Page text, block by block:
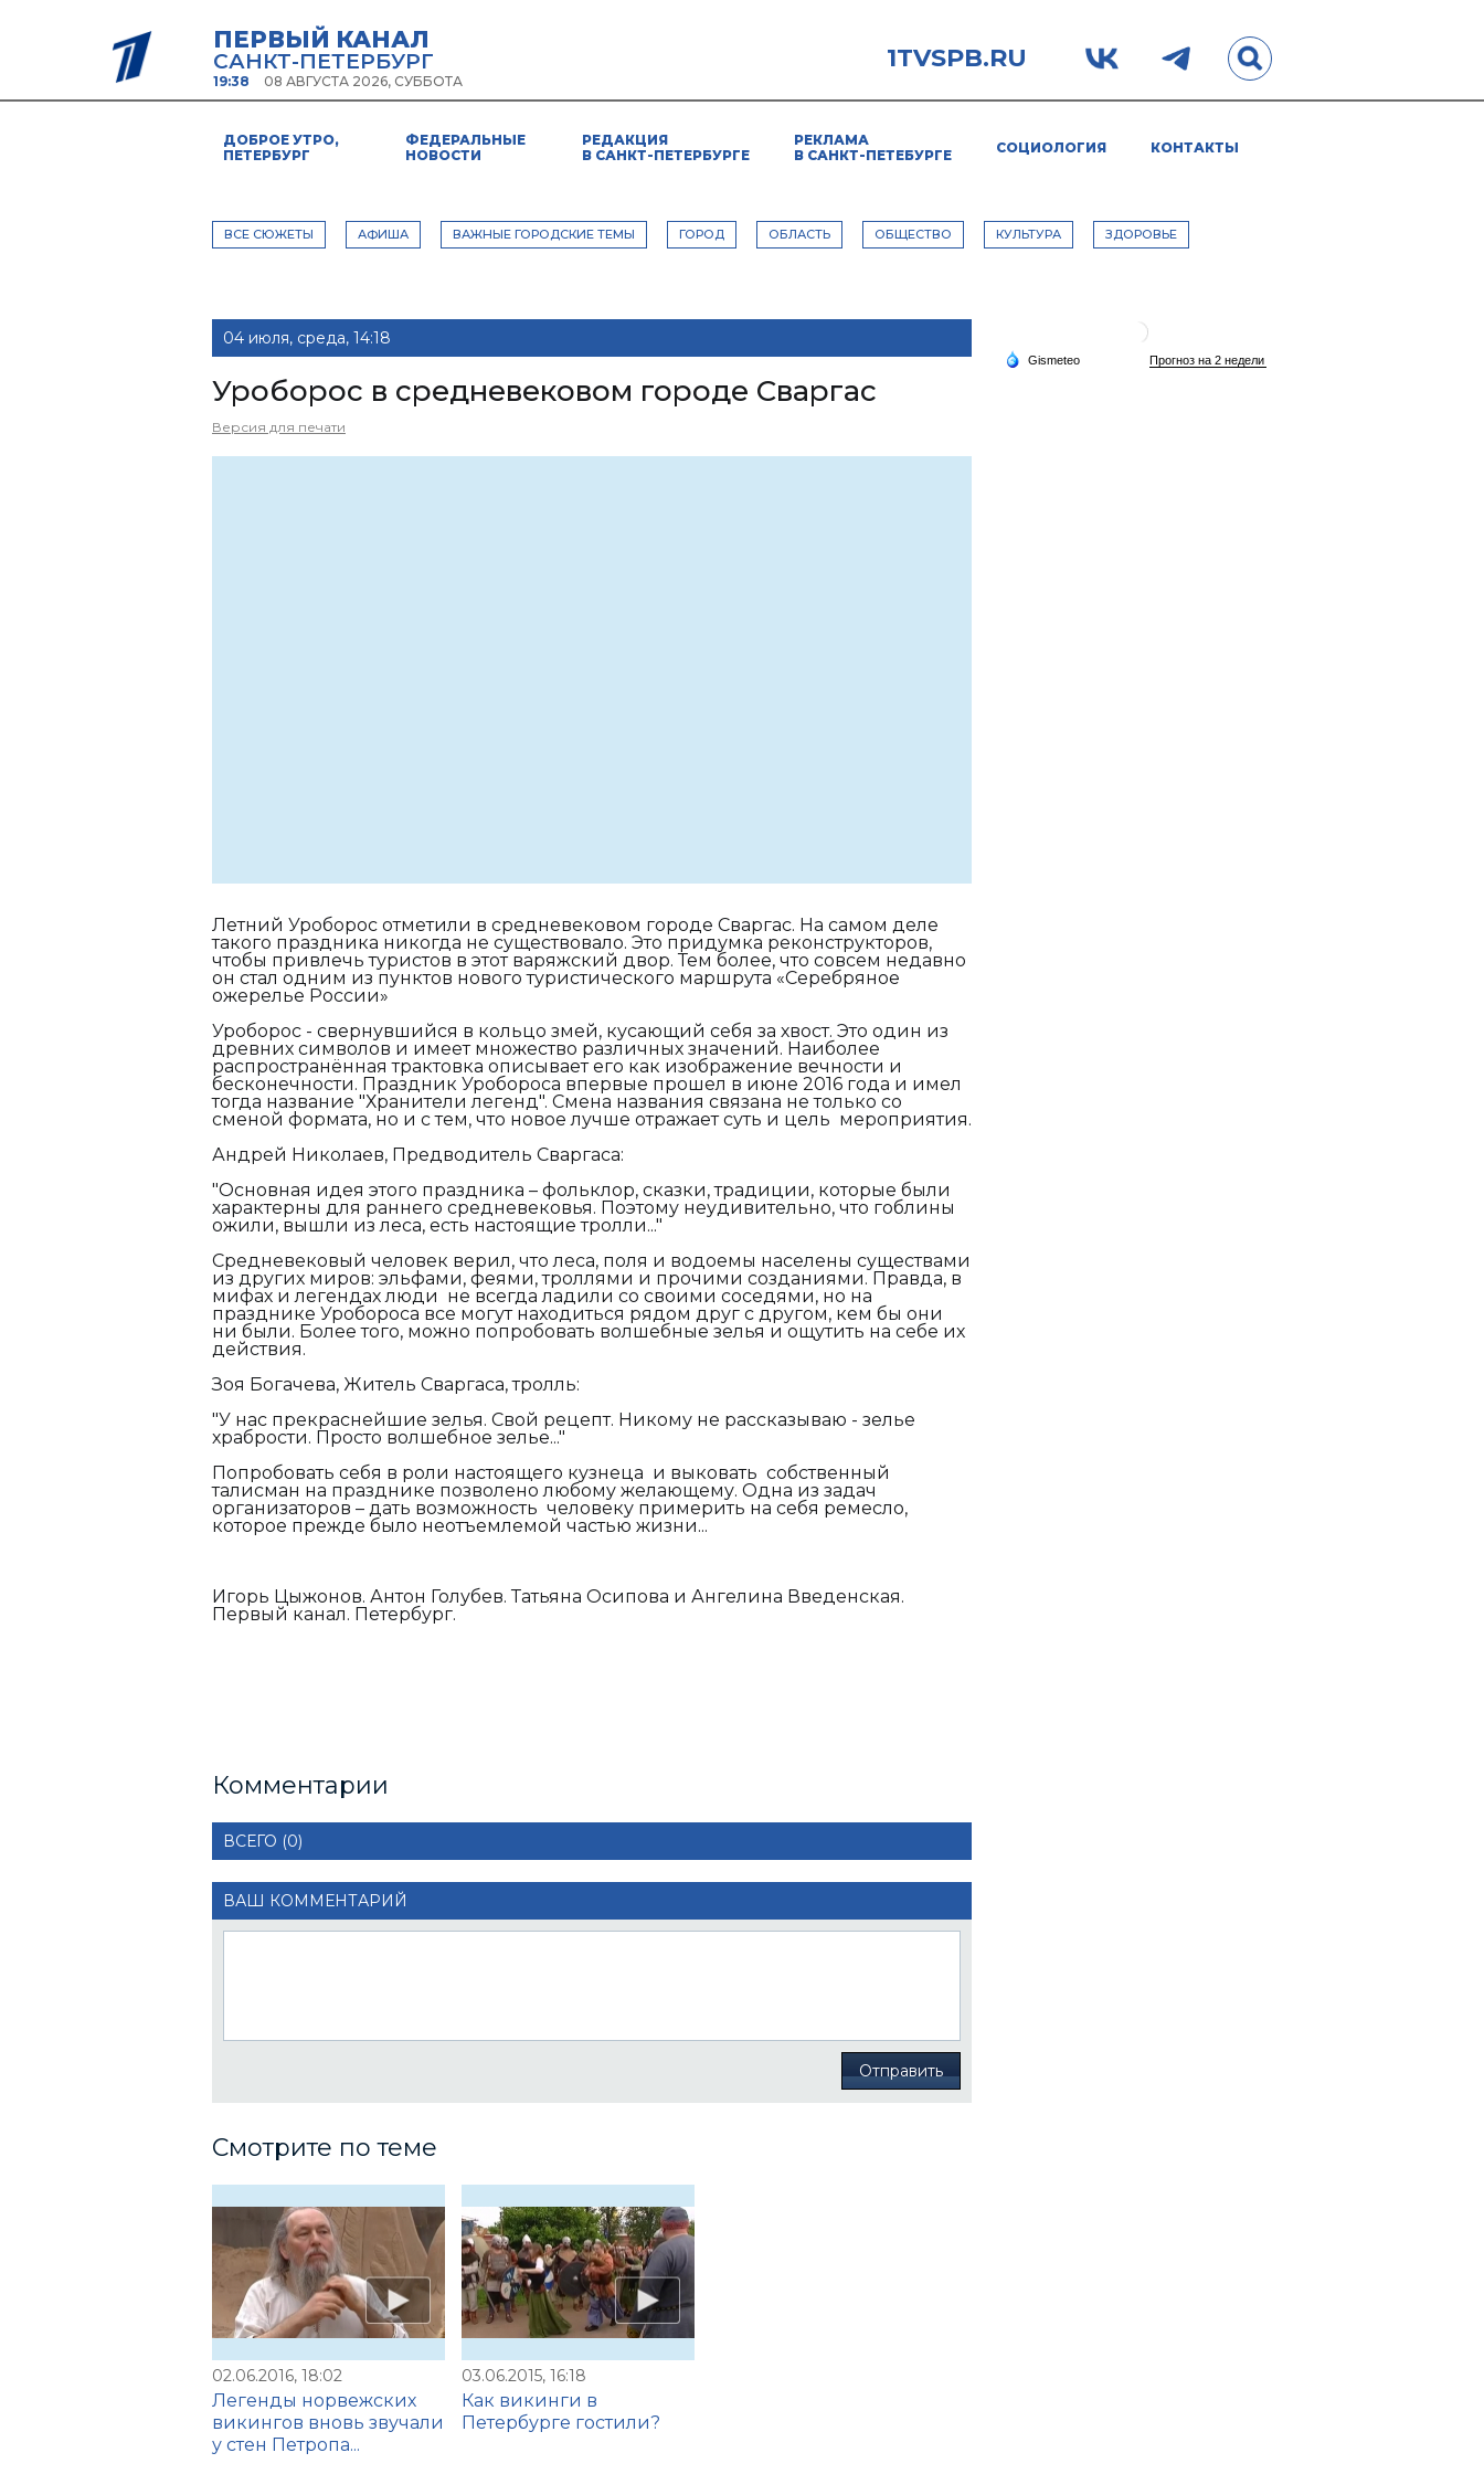
ПЕРВЫЙ КАНАЛ
САНКТ-ПЕТЕРБУРГ
19:38 08 АВГУСТА 2026, СУББОТА
1TVSPB.RU
ДОБРОЕ УТРО,
ПЕТЕРБУРГ
ФЕДЕРАЛЬНЫЕ
НОВОСТИ
РЕДАКЦИЯ
В САНКТ-ПЕТЕРБУРГЕ
РЕКЛАМА
В САНКТ-ПЕТЕБУРГЕ
СОЦИОЛОГИЯ КОНТАКТЫ
ВСЕ СЮЖЕТЫ АФИША ВАЖНЫЕ ГОРОДСКИЕ ТЕМЫ ГОРОД ОБЛАСТЬ ОБЩЕСТВО КУЛЬТУРА ЗДОРОВЬЕ
04 июля, среда, 14:18
Уроборос в средневековом городе Сваргас
Версия для печати
Летний Уроборос отметили в средневековом городе Сваргас. На самом деле
такого праздника никогда не существовало. Это придумка реконструкторов,
чтобы привлечь туристов в этот варяжский двор. Тем более, что совсем недавно
он стал одним из пунктов нового туристического маршрута «Серебряное
ожерелье России»
Уроборос - свернувшийся в кольцо змей, кусающий себя за хвост. Это один из
древних символов и имеет множество различных значений. Наиболее
распространённая трактовка описывает его как изображение вечности и
бесконечности. Праздник Уробороса впервые прошел в июне 2016 года и имел
тогда название "Хранители легенд". Смена названия связана не только со
сменой формата, но и с тем, что новое лучше отражает суть и цель мероприятия.
Андрей Николаев, Предводитель Сваргаса:
"Основная идея этого праздника – фольклор, сказки, традиции, которые были
характерны для раннего средневековья. Поэтому неудивительно, что гоблины
ожили, вышли из леса, есть настоящие тролли..."
Средневековый человек верил, что леса, поля и водоемы населены существами
из других миров: эльфами, феями, троллями и прочими созданиями. Правда, в
мифах и легендах люди не всегда ладили со своими соседями, но на
празднике Уробороса все могут находиться рядом друг с другом, кем бы они
ни были. Более того, можно попробовать волшебные зелья и ощутить на себе их
действия.
Зоя Богачева, Житель Сваргаса, тролль:
"У нас прекраснейшие зелья. Свой рецепт. Никому не рассказываю - зелье
храбрости. Просто волшебное зелье..."
Попробовать себя в роли настоящего кузнеца и выковать собственный
талисман на празднике позволено любому желающему. Одна из задач
организаторов – дать возможность человеку примерить на себя ремесло,
которое прежде было неотъемлемой частью жизни...
Игорь Цыжонов. Антон Голубев. Татьяна Осипова и Ангелина Введенская.
Первый канал. Петербург.
Комментарии
ВСЕГО (0)
ВАШ КОММЕНТАРИЙ
Отправить
Смотрите по теме
02.06.2016, 18:02
Легенды норвежских
викингов вновь звучали
у стен Петропа...
03.06.2015, 16:18
Как викинги в
Петербурге гостили?